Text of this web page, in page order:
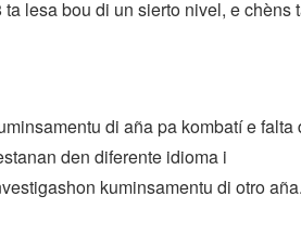
lesa bou di un sierto nivel, e chèns
di aña pa kombatí e falta
den diferente idioma i
kuminsamentu di otro aña.